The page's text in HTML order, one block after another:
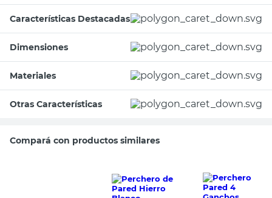
Características Destacadas
Dimensiones
Materiales
Otras Características
Compará con productos similares